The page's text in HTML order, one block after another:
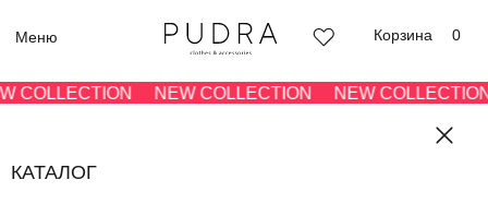
Корзина
NEW COLLECTION NEW COLLECTION
КАТАЛОГ